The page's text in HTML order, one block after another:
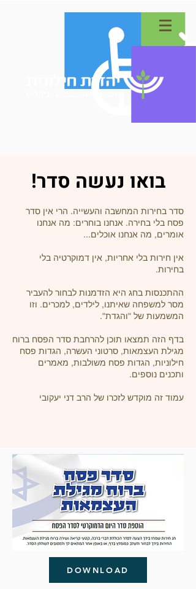
בואו נעשה סדר!
סדר בחירות המחשבה והעשייה. הרי אין סדר
פסח בלי בחירה. אנחנו בוחרים: מה אנחנו
אומרים, מה אנחנו אוכלים...
אין חירות בלי אחריות, אין דמוקרטיה בלי
בחירות.
ההתכנסות בחג היא הזדמנות לבחור להעביר
מסר למשפחה שאיתנו, לילדים, למכרים. וזו
המשמעות של "והגדת".
בדף הזה תמצאו תוכן להרחבת סדר הפסח ברוח
מגילת העצמאות, סרטוני העשרה, הגדות פסח
חילוניות, הגדות פסח משולבות, מאמרים
ותכנים נוספים.
עמוד זה מוקדש לזכרו של הרב דני יעקובי
DOWNLOAD